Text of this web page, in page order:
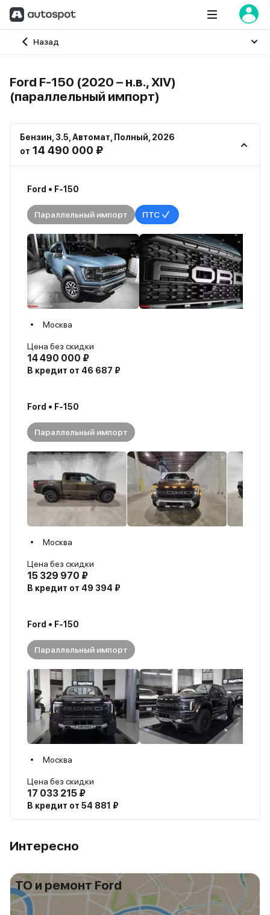
Назад
Главная
Ford F-150 (2020 – н.в., XIV)
(параллельный импорт)
Бензин 3.5 Автомат Полный 2026
от 14 490 000 ₽
Ford • F-150
Параллельный импорт ПТС
Москва
Цена без скидки
14 490 000 ₽
В кредит от 46 687 ₽
Ford • F-150
Параллельный импорт
Москва
Цена без скидки
15 329 970 ₽
В кредит от 49 394 ₽
Ford • F-150
Параллельный импорт
Москва
Цена без скидки
17 033 215 ₽
В кредит от 54 881 ₽
Интересно
ТО и ремонт Ford